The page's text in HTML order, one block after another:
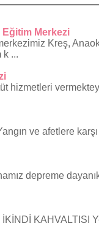
Merkezi
Kreş,
k ...
hizmetleri
ve afetlere
depreme
KAHVALTISI